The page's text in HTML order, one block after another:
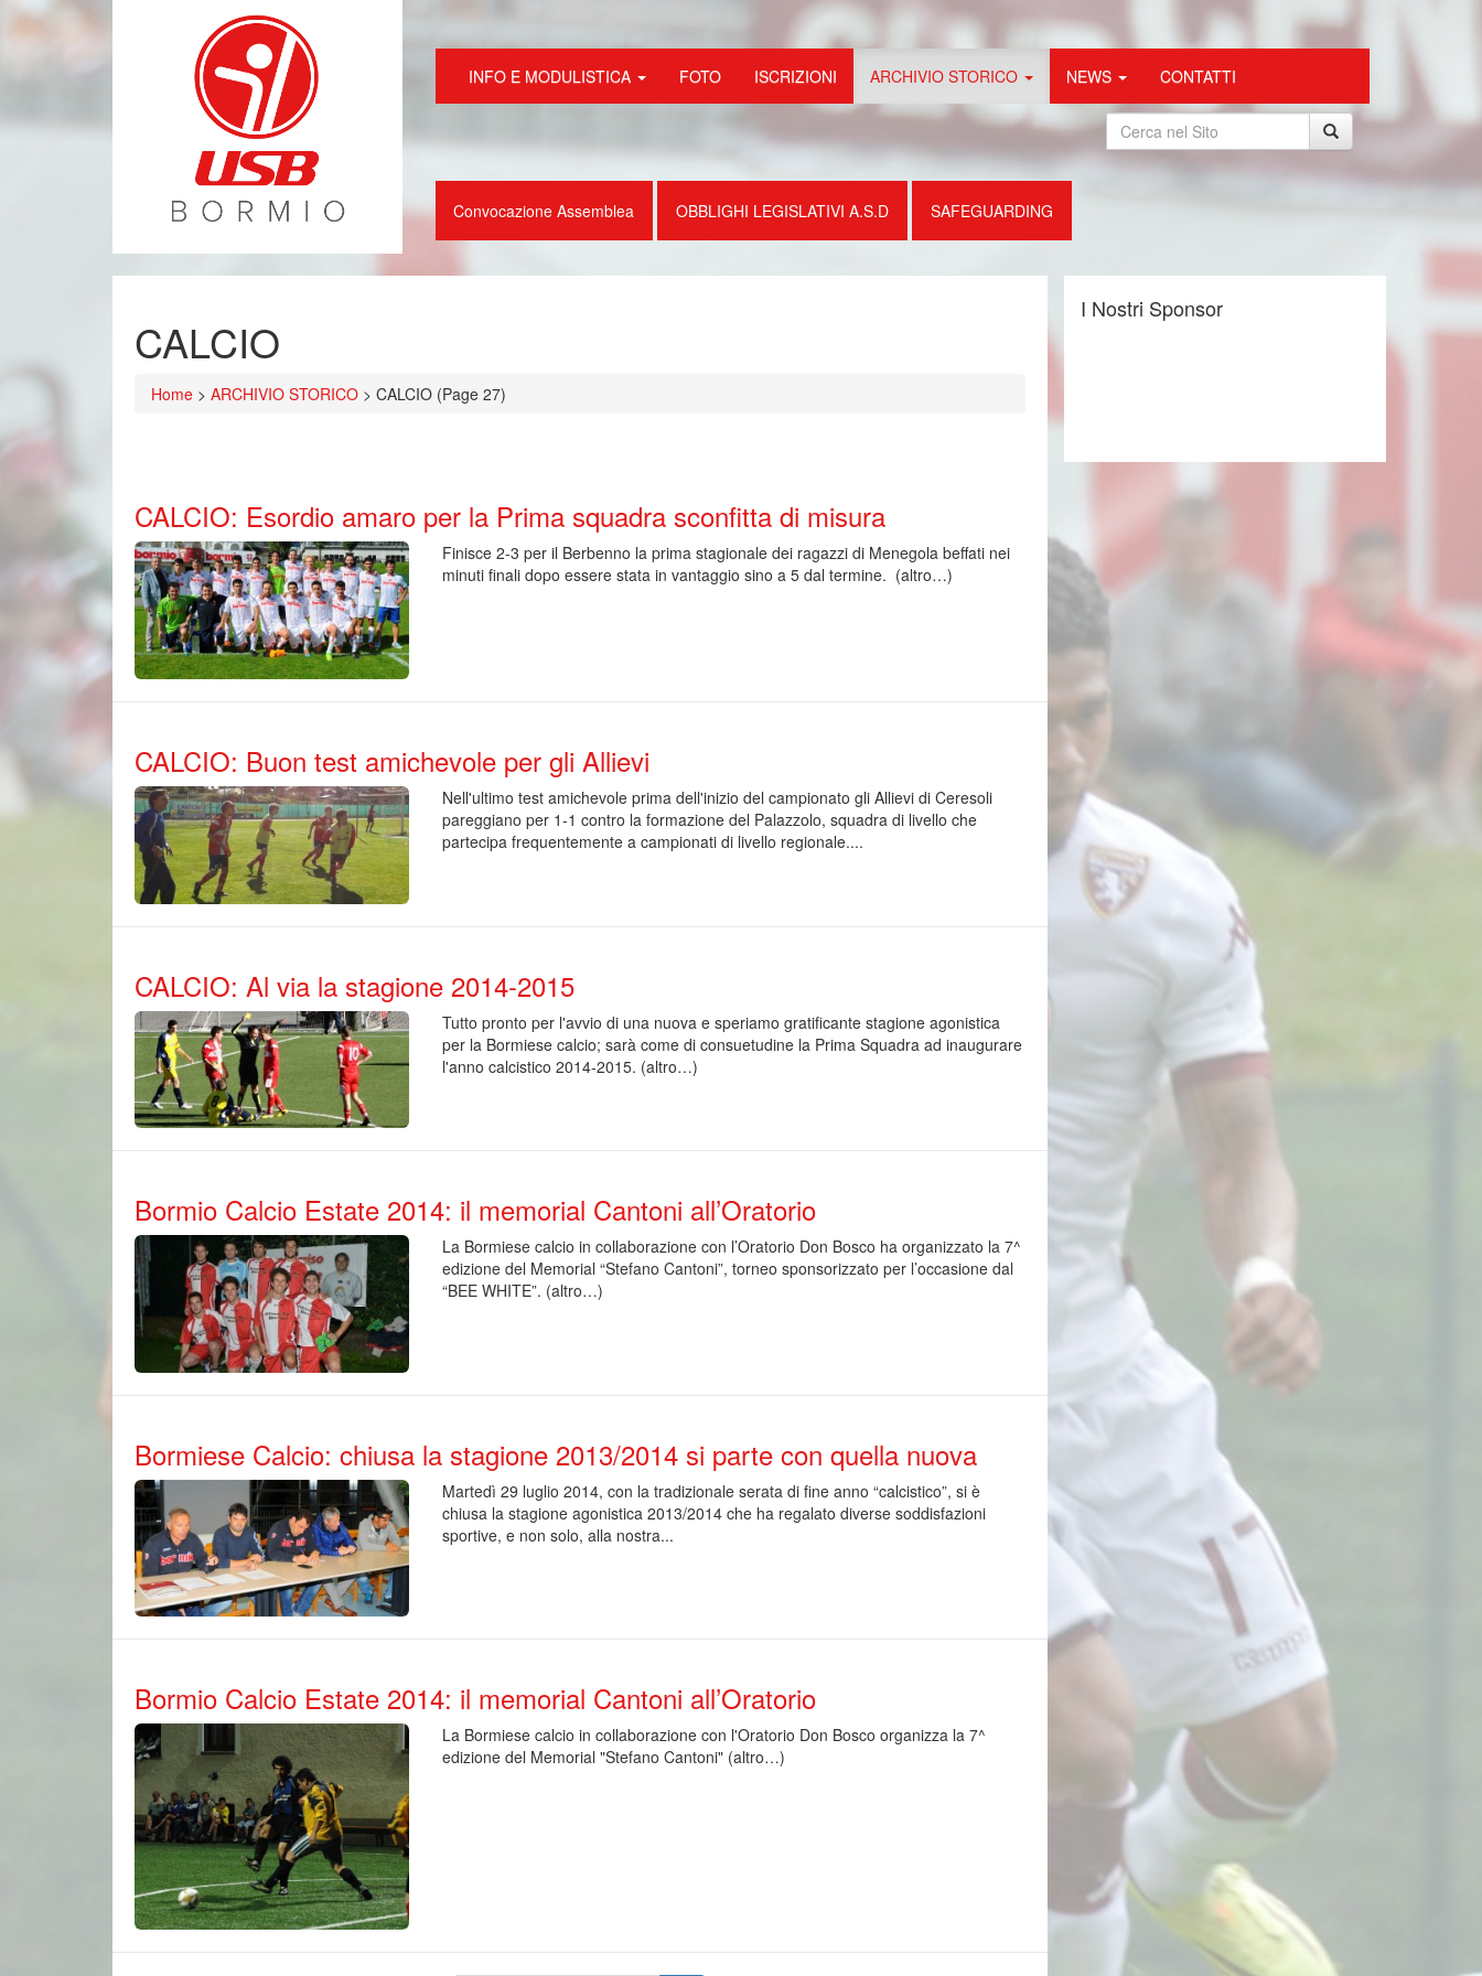
INFO E MODULISTICA FOTO ISCRIZIONI ARCHIVIO STORICO NEWS CONTATTI
Convocazione Assemblea OBBLIGHI LEGISLATIVI A.S.D SAFEGUARDING
CALCIO
Home > ARCHIVIO STORICO > CALCIO (Page 27)
CALCIO: Esordio amaro per la Prima squadra sconfitta di misura
Finisce 2-3 per il Berbenno la prima stagionale dei ragazzi di Menegola beffati nei
minuti finali dopo essere stata in vantaggio sino a 5 dal termine. (altro…)
CALCIO: Buon test amichevole per gli Allievi
Nell'ultimo test amichevole prima dell'inizio del campionato gli Allievi di Ceresoli
pareggiano per 1-1 contro la formazione del Palazzolo, squadra di livello che
partecipa frequentemente a campionati di livello regionale....
CALCIO: Al via la stagione 2014-2015
Tutto pronto per l'avvio di una nuova e speriamo gratificante stagione agonistica
per la Bormiese calcio; sarà come di consuetudine la Prima Squadra ad inaugurare
l'anno calcistico 2014-2015. (altro…)
Bormio Calcio Estate 2014: il memorial Cantoni all’Oratorio
La Bormiese calcio in collaborazione con l’Oratorio Don Bosco ha organizzato la 7^
edizione del Memorial “Stefano Cantoni”, torneo sponsorizzato per l’occasione dal
“BEE WHITE”. (altro…)
Bormiese Calcio: chiusa la stagione 2013/2014 si parte con quella nuova
Martedì 29 luglio 2014, con la tradizionale serata di fine anno “calcistico”, si è
chiusa la stagione agonistica 2013/2014 che ha regalato diverse soddisfazioni
sportive, e non solo, alla nostra...
Bormio Calcio Estate 2014: il memorial Cantoni all’Oratorio
La Bormiese calcio in collaborazione con l'Oratorio Don Bosco organizza la 7^
edizione del Memorial "Stefano Cantoni" (altro…)
I Nostri Sponsor